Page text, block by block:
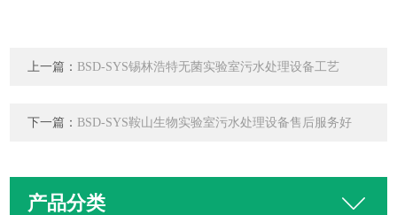
上一篇： BSD-SYS锡林浩特无菌实验室污水处理设备工艺
下一篇： BSD-SYS鞍山生物实验室污水处理设备售后服务好
产品分类